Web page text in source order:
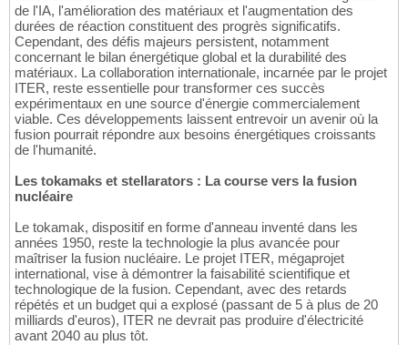
de l'IA, l'amélioration des matériaux et l'augmentation des
durées de réaction constituent des progrès significatifs.
Cependant, des défis majeurs persistent, notamment
concernant le bilan énergétique global et la durabilité des
matériaux. La collaboration internationale, incarnée par le projet
ITER, reste essentielle pour transformer ces succès
expérimentaux en une source d'énergie commercialement
viable. Ces développements laissent entrevoir un avenir où la
fusion pourrait répondre aux besoins énergétiques croissants
de l'humanité.
Les tokamaks et stellarators : La course vers la fusion
nucléaire
Le tokamak, dispositif en forme d'anneau inventé dans les
années 1950, reste la technologie la plus avancée pour
maîtriser la fusion nucléaire. Le projet ITER, mégaprojet
international, vise à démontrer la faisabilité scientifique et
technologique de la fusion. Cependant, avec des retards
répétés et un budget qui a explosé (passant de 5 à plus de 20
milliards d'euros), ITER ne devrait pas produire d'électricité
avant 2040 au plus tôt.